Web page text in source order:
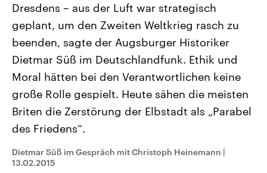
Landtagswahl Sachsen-Anhalt
2026
Alle Informationen
Sachsen-Anhalt wählt am 6.
September 2026 einen neuen
Landtag. Seit 2021 wird das
Bundesland von einer Koalition aus
Umfragen, Prognosen,
Wahlprogramme, aktuelle Berichte
und Hintergründe zu den Parteien
und Kandidaten der anstehenden
Wahl.
USA
Aktuelle Beiträge,
Hintergründe
Wirtschaftlich und
gehören die Vereinigten
den mächtigsten Ländern
mit großem Einfluss auf
Sendungen Programm Podcasts
Dresdens – aus der Luft war strategisch
geplant, um den Zweiten Weltkrieg rasch zu
beenden, sagte der Augsburger Historiker
Dietmar Süß im Deutschlandfunk. Ethik und
Moral hätten bei den Verantwortlichen keine
große Rolle gespielt. Heute sähen die meisten
Briten die Zerstörung der Elbstadt als „Parabel
des Friedens“.
Dietmar Süß im Gespräch mit Christoph Heinemann |
13.02.2015